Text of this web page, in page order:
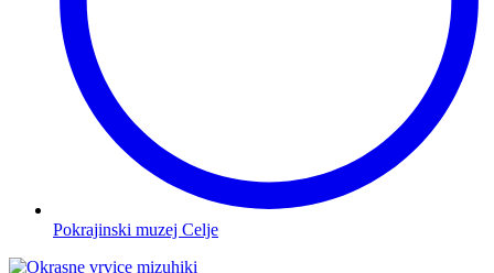
Pokrajinski muzej Celje